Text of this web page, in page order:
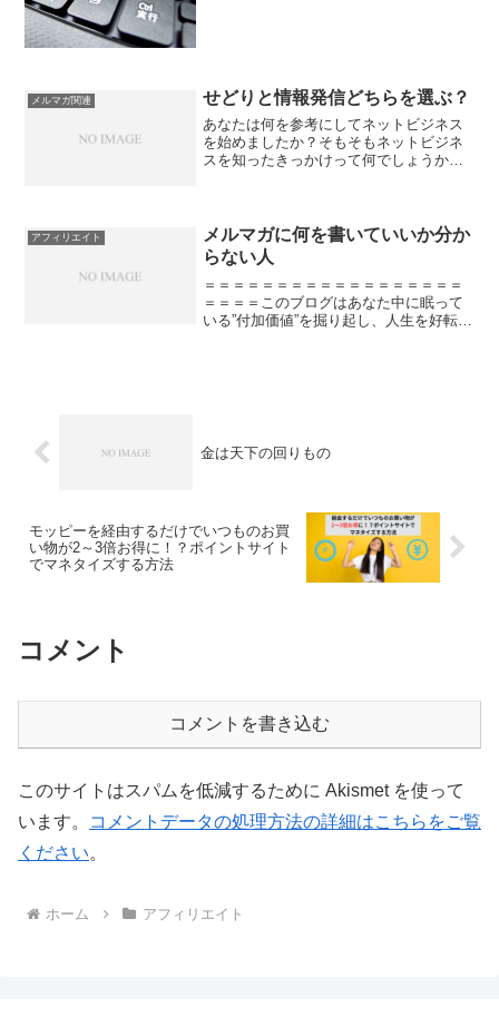
メルマガ関連 せどりと情報発信どちらを選ぶ？
あなたは何を参考にしてネットビジネス
を始めましたか？そもそもネットビジネ
スを知ったきっかけって何でしょうか？
法）がガラリと変わるのも...
アフィリエイト
メルマガに何を書いていいか分か
らない人
＝＝＝＝＝＝＝＝＝＝＝＝＝＝＝＝＝＝
＝＝＝＝このブログはあなた中に眠って
いる”付加価値”を掘り起し、人生を好転さ
金は天下の回りもの
モッピーを経由するだけでいつものお買
い物が2～3倍お得に！？ポイントサイト
でマネタイズする方法
コメント
コメントを書き込む
このサイトはスパムを低減するために Akismet を使って
います。
コメントデータの処理方法の詳細はこちらをご覧
ください。
ホーム アフィリエイト